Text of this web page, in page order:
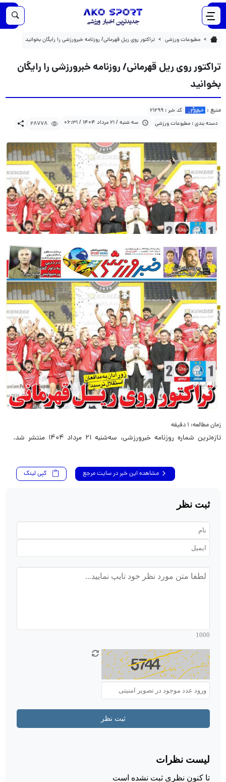
مطبوعات ورزشی تراکتور روی ریل قهرمانی/ روزنامه خبرورزشی را رایگان بخوانید
تراکتور روی ریل قهرمانی/ روزنامه خبرورزشی را رایگان بخوانید 28778
تراکتور روی ریل قهرمانی/ روزنامه خبرورزشی را رایگان
بخوانید
منبع :
کد خبر : 21299
دسته بندی : مطبوعات ورزشی
سه شنبه / 21 مرداد 1404 / 06:31 28778
زمان مطالعه: ۱ دقیقه
تازه‌ترین شماره روزنامه خبرورزشی، سه‌شنبه ۲۱ مرداد ۱۴۰۴ منتشر شد.
مشاهده این خبر در سایت مرجع کپی لینک